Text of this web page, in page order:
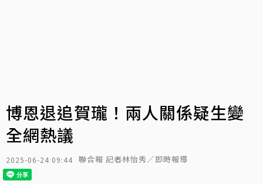
博恩退追賀瓏！兩人關係疑生變
全網熱議
2025-06-24 09:44 聯合報 記者林怡秀／即時報導